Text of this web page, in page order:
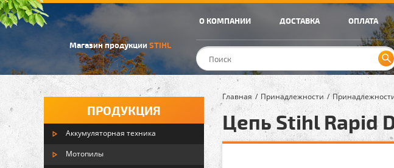
Магазин продукции STIHL
О КОМПАНИИ ДОСТАВКА ОПЛАТА
ПРОДУКЦИЯ
Аккумуляторная техника
Мотопилы
Главная Принадлежности
Цепь Stihl Rapid